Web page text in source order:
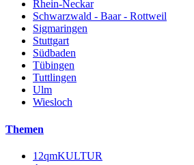
Rhein-Neckar
Schwarzwald - Baar - Rottweil
Sigmaringen
Stuttgart
Südbaden
Tübingen
Tuttlingen
Ulm
Wiesloch
Themen
12qmKULTUR